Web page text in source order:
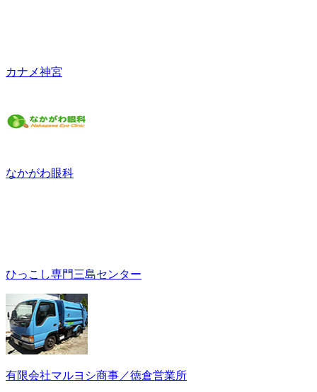
カナメ神宮
なかがわ眼科
ひっこし専門三島センター
有限会社マルヨシ商事／徳倉営業所